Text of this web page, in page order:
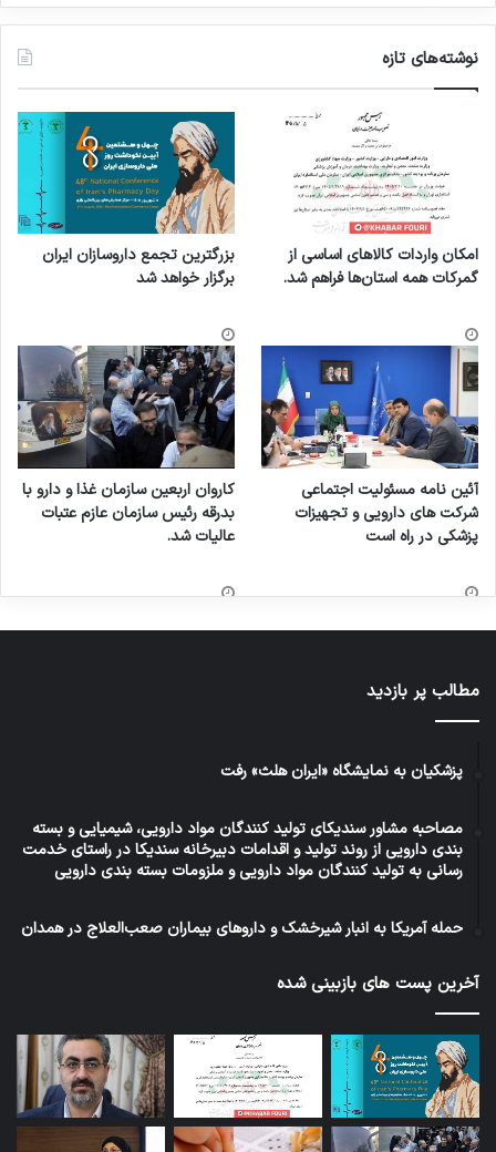
نوشته‌های تازه
امکان واردات کالاهای اساسی از
گمرکات همه استان‌ها فراهم شد.
بزرگترین تجمع داروسازان ایران
برگزار خواهد شد
آئین نامه مسئولیت اجتماعی
شرکت های دارویی و تجهیزات
پزشکی در راه است
کاروان اربعین سازمان غذا و دارو با
بدرقه رئیس سازمان عازم عتبات
عالیات شد.
مطالب پر بازدید
پزشکیان به نمایشگاه «ایران هلث» رفت
مصاحبه مشاور سندیکای تولید کنندگان مواد دارویی، شیمیایی و بسته
بندی دارویی از روند تولید و اقدامات دبیرخانه سندیکا در راستای خدمت
رسانی به تولید کنندگان مواد دارویی و ملزومات بسته بندی دارویی
حمله آمریکا به انبار شیرخشک و داروهای بیماران صعب‌العلاج در همدان
آخرین پست های بازبینی شده